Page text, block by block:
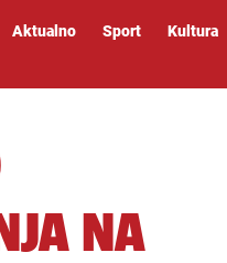
Aktualno Sport Kultura
NA